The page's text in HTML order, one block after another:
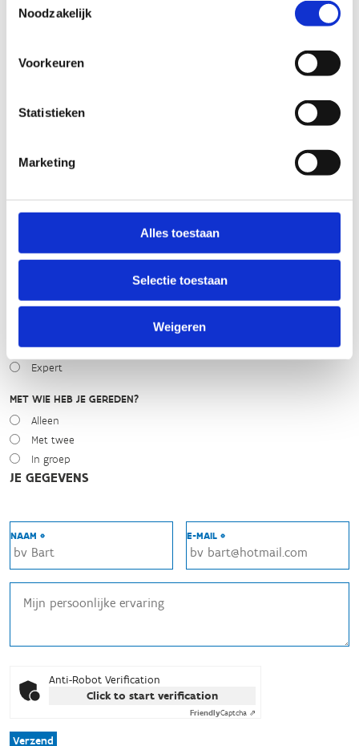
Noodzakelijk
Voorkeuren
Statistieken
Marketing
Alles toestaan
Selectie toestaan
Weigeren
STAAT VAN PARCOURS(ONDERGROND, BEGROEIING, ONDERHOUD)
Droog
Regen
NIVEAU
Gemiddeld
Expert
MET WIE HEB JE GEREDEN?
Alleen
Met twee
In groep
JE GEGEVENS
NAAM * E-MAIL *
Anti-Robot Verification
Click to start verification
FriendlyCaptcha ⇗
Verzend